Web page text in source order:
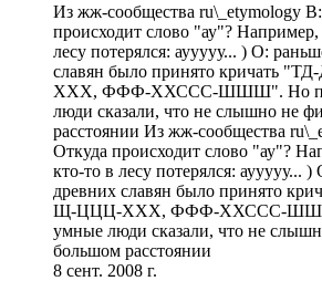
Из жж-сообщества ru\_etymology
происходит слово "ау"? Например,
лесу потерялся: аууууу... ) О:
славян было принято кричать
ХХХ, ФФФ-ХХССС-ШШШ". Но
люди сказали, что не слышно не
расстоянии Из жж-сообщества
Откуда происходит слово "ау"?
кто-то в лесу потерялся: аууууу...
древних славян было принято
Щ-ЦЦЦ-ХХХ, ФФФ-ХХССС-
умные люди сказали, что не
большом расстоянии
8 сент. 2008 г.